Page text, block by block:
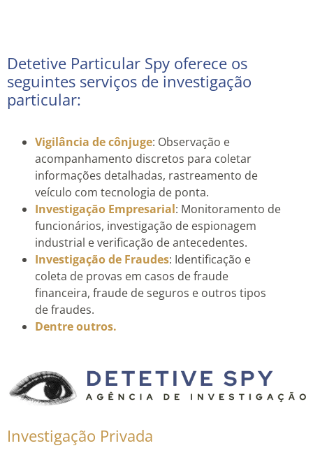
Detetive Particular Spy oferece os
seguintes serviços de investigação
particular:
Vigilância de cônjuge: Observação e
acompanhamento discretos para coletar
informações detalhadas, rastreamento de
veículo com tecnologia de ponta.
Investigação Empresarial: Monitoramento de
funcionários, investigação de espionagem
industrial e verificação de antecedentes.
Investigação de Fraudes: Identificação e
coleta de provas em casos de fraude
financeira, fraude de seguros e outros tipos
de fraudes.
Dentre outros.
Investigação Privada